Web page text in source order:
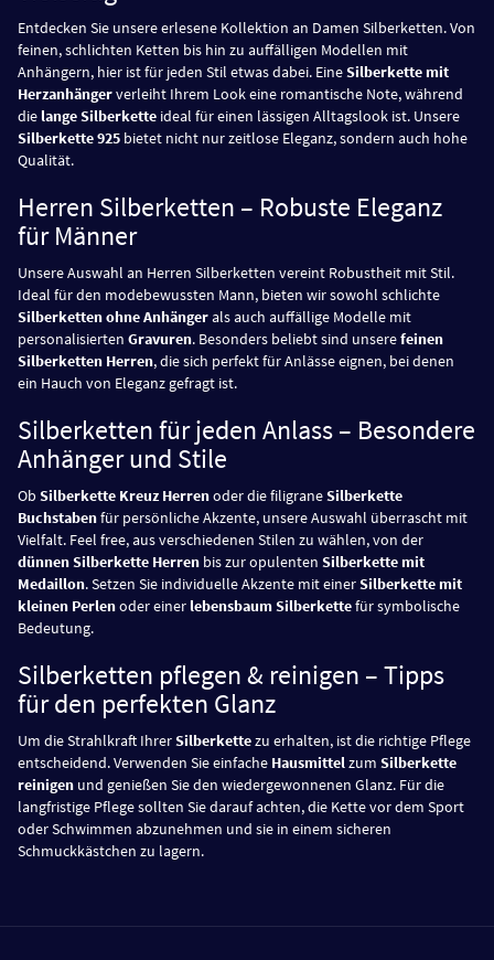
Entdecken Sie unsere erlesene Kollektion an Damen Silberketten. Von
feinen, schlichten Ketten bis hin zu auffälligen Modellen mit
Anhängern, hier ist für jeden Stil etwas dabei. EineSilberkette mit
Herzanhängerverleiht Ihrem Look eine romantische Note, während
die lange Silberkette ideal für einen lässigen Alltagslook ist. Unsere
Silberkette 925 bietet nicht nur zeitlose Eleganz, sondern auch hohe
Qualität.
Herren Silberketten – Robuste Eleganz
für Männer
Unsere Auswahl an Herren Silberketten vereint Robustheit mit Stil.
Ideal für den modebewussten Mann, bieten wir sowohl schlichte
Silberketten ohne Anhängerals auch auffällige Modelle mit
personalisierten Gravuren. Besonders beliebt sind unserefeinen
Silberketten Herren, die sich perfekt für Anlässe eignen, bei denen
ein Hauch von Eleganz gefragt ist.
Silberketten für jeden Anlass – Besondere
Anhänger und Stile
Ob Silberkette Kreuz Herrenoder die filigraneSilberkette
Buchstabenfür persönliche Akzente, unsere Auswahl überrascht mit
Vielfalt. Feel free, aus verschiedenen Stilen zu wählen, von der
dünnen Silberkette Herren bis zur opulenten Silberkette mit
Medaillon. Setzen Sie individuelle Akzente mit einerSilberkette mit
kleinen Perlenoder einer lebensbaum Silberkettefür symbolische
Bedeutung.
Silberketten pflegen & reinigen – Tipps
für den perfekten Glanz
Um die Strahlkraft IhrerSilberkettezu erhalten, ist die richtige Pflege
entscheidend. Verwenden Sie einfache Hausmittelzum Silberkette
reinigen und genießen Sie den wiedergewonnenen Glanz. Für die
langfristige Pflege sollten Sie darauf achten, die Kette vor dem Sport
oder Schwimmen abzunehmen und sie in einem sicheren
Schmuckkästchen zu lagern.